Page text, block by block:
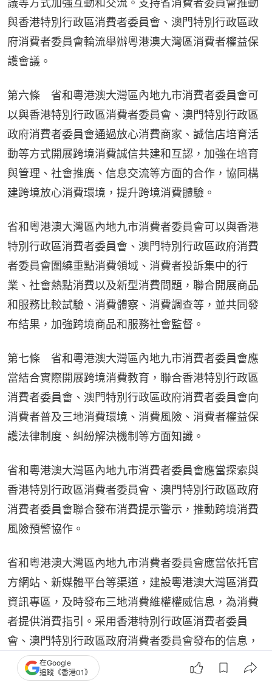
議等方式加強互動和交流。支持省消費者委員會推動
與香港特別行政區消費者委員會、澳門特別行政區政
府消費者委員會輪流舉辦粵港澳大灣區消費者權益保
護會議。
第六條　省和粵港澳大灣區內地九市消費者委員會可
以與香港特別行政區消費者委員會、澳門特別行政區
政府消費者委員會通過放心消費商家、誠信店培育活
動等方式開展跨境消費誠信共建和互認，加強在培育
與管理、社會推廣、信息交流等方面的合作，協同構
建跨境放心消費環境，提升跨境消費體驗。
省和粵港澳大灣區內地九市消費者委員會可以與香港
特別行政區消費者委員會、澳門特別行政區政府消費
者委員會圍繞重點消費領域、消費者投訴集中的行
業、社會熱點消費以及新型消費問題，聯合開展商品
和服務比較試驗、消費體察、消費調查等，並共同發
布結果，加強跨境商品和服務社會監督。
第七條　省和粵港澳大灣區內地九市消費者委員會應
當結合實際開展跨境消費教育，聯合香港特別行政區
消費者委員會、澳門特別行政區政府消費者委員會向
消費者普及三地消費環境、消費風險、消費者權益保
護法律制度、糾紛解決機制等方面知識。
省和粵港澳大灣區內地九市消費者委員會應當探索與
香港特別行政區消費者委員會、澳門特別行政區政府
消費者委員會聯合發布消費提示警示，推動跨境消費
風險預警協作。
省和粵港澳大灣區內地九市消費者委員會應當依托官
方網站、新媒體平台等渠道，建設粵港澳大灣區消費
資訊專區，及時發布三地消費維權權威信息，為消費
者提供消費指引。采用香港特別行政區消費者委員
會、澳門特別行政區政府消費者委員會發布的信息，
發布前應當先征得提供方同意。
在Google
追蹤《香港01》